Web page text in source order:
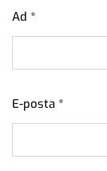
Ad *
E-posta *